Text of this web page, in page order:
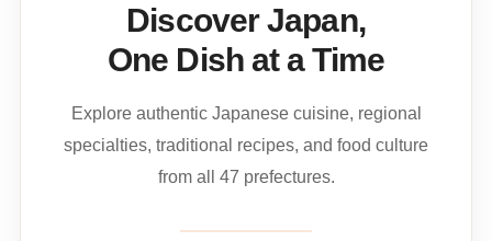
Discover Japan,
One Dish at a Time
Explore authentic Japanese cuisine, regional
specialties, traditional recipes, and food culture
from all 47 prefectures.